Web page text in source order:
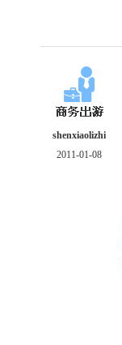
shenxiaolizhi
2011-01-08